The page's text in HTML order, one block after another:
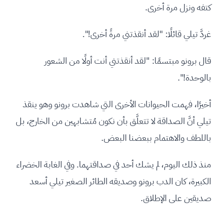
كتفه ونزل مرة أخرى.
غردَّ تيلي قائلًا: "لقد أنقذتني مرةً أخرى!".
قال برونو مبتسمًا: "لقد أنقذتني أنت أولًا من الشعور
بالوحدة!".
أخيرًا، فهمت الحيوانات الأخرى التي شاهدت برونو وهو ينقذ
تيلي أنَّ الصداقة لا تتعلَّق بأن نكون مُتشابهين من الخارج، بل
باللطف والاهتمام ببعضنا البعض.
منذ ذلك اليوم، لم يشك أحد في صداقتهما. وفي الغابة الخضراء
الكبيرة، كان الدب برونو وصديقه الطائر الصغير تيلي أسعد
صديقين على الإطلاق.